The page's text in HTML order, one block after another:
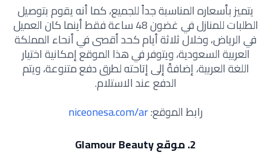
يتميز بأسعاره المناسبة جداً للجميع، كما أنه يقوم بتوصيل
الطلبات للمنازل في غضون 48 ساعة فقط أينما كان العميل
في الرياض، وخلال ثلاثة أيام كحد أقصى في أنحاء المملكة
العربية السعودية، ويتوفر في هذا الموقع إمكانية اختيار
اللغة العربية، إضافةً إلى إتاحته لطرق دفع متنوعة، ويتم
الدفع عند الاستلام.
رابط الموقع:niceonesa.com/ar
2. موقع Glamour Beauty